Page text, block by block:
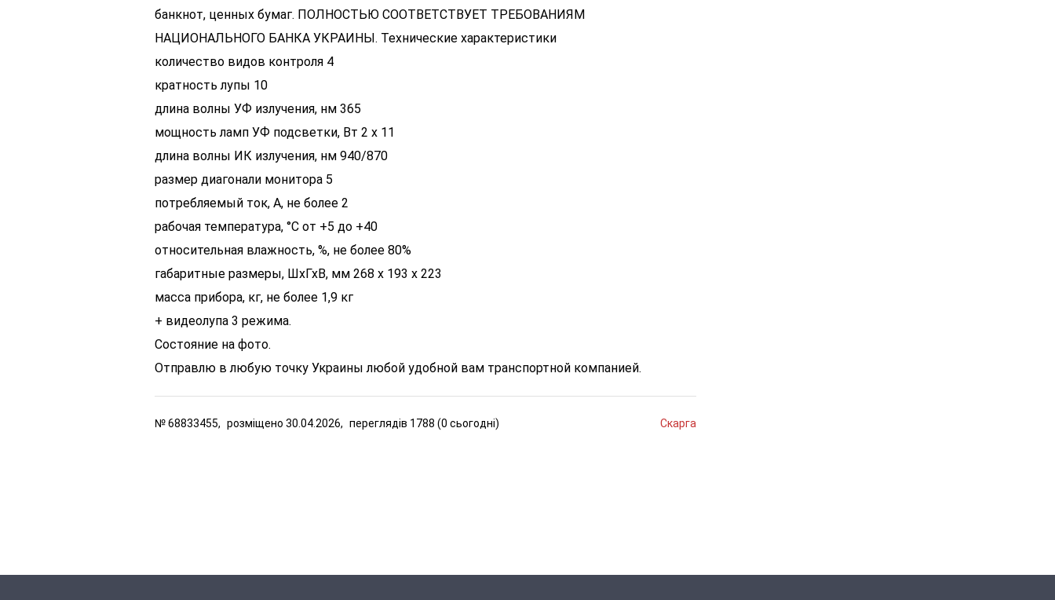
банкнот, ценных бумаг. ПОЛНОСТЬЮ СООТВЕТСТВУЕТ ТРЕБОВАНИЯМ
НАЦИОНАЛЬНОГО БАНКА УКРАИНЫ. Технические характеристики
количество видов контроля 4
кратность лупы 10
длина волны УФ излучения, нм 365
мощность ламп УФ подсветки, Вт 2 х 11
длина волны ИК излучения, нм 940/870
размер диагонали монитора 5
потребляемый ток, А, не более 2
рабочая температура, °C от +5 до +40
относительная влажность, %, не более 80%
габаритные размеры, ШхГхВ, мм 268 х 193 х 223
масса прибора, кг, не более 1,9 кг
+ видеолупа 3 режима.
Состояние на фото.
Отправлю в любую точку Украины любой удобной вам транспортной компанией.
№68833455, розміщено 30.04.2026, переглядів 1788 (0 сьогодні) Скарга